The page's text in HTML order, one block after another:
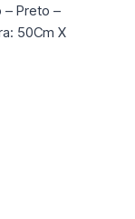
– Preto –
50Cm X